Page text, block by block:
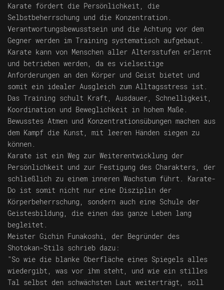
Karate fördert die Persönlichkeit, die
Selbstbeherrschung und die Konzentration.
Verantwortungsbewusstsein und die Achtung vor dem
Gegner werden im Training systematisch aufgebaut.
Karate kann von Menschen aller Altersstufen erlernt
und betrieben werden, da es vielseitige
Anforderungen an den Körper und Geist bietet und
somit ein idealer Ausgleich zum Alltagsstress ist.
Das Training schult Kraft, Ausdauer, Schnelligkeit,
Koordination und Beweglichkeit in hohem Maße.
Bewusstes Atmen und Konzentrationsübungen machen aus
dem Kampf die Kunst, mit leeren Händen siegen zu
können.
Karate ist ein Weg zur Weiterentwicklung der
Persönlichkeit und zur Festigung des Charakters, der
schließlich zu einem inneren Wachstum führt. Karate-
Do ist somit nicht nur eine Disziplin der
Körperbeherrschung, sondern auch eine Schule der
Geistesbildung, die einen das ganze Leben lang
begleitet.
Meister Gichin Funakoshi, der Begründer des
Shotokan-Stils schrieb dazu:
"So wie die blanke Oberfläche eines Spiegels alles
wiedergibt, was vor ihm steht, und wie ein stilles
Tal selbst den schwächsten Laut weiterträgt, soll